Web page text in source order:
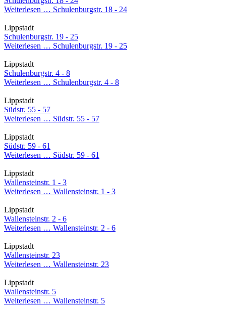
Weiterlesen … Schulenburgstr. 18 - 24
Lippstadt
Schulenburgstr. 19 - 25
Weiterlesen … Schulenburgstr. 19 - 25
Lippstadt
Schulenburgstr. 4 - 8
Weiterlesen … Schulenburgstr. 4 - 8
Lippstadt
Südstr. 55 - 57
Weiterlesen … Südstr. 55 - 57
Lippstadt
Südstr. 59 - 61
Weiterlesen … Südstr. 59 - 61
Lippstadt
Wallensteinstr. 1 - 3
Weiterlesen … Wallensteinstr. 1 - 3
Lippstadt
Wallensteinstr. 2 - 6
Weiterlesen … Wallensteinstr. 2 - 6
Lippstadt
Wallensteinstr. 23
Weiterlesen … Wallensteinstr. 23
Lippstadt
Wallensteinstr. 5
Weiterlesen … Wallensteinstr. 5